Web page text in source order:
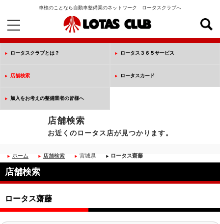
車検のことなら自動車整備業のネットワーク ロータスクラブへ
toggle
navigation
ロータスクラブとは？ ロータス３６５サービス
店舗検索 ロータスカード
加入をお考えの整備業者の皆様へ
店舗検索
お近くのロータス店が見つかります。
ホーム 店舗検索 宮城県 ロータス齋藤
店舗検索
ロータス齋藤